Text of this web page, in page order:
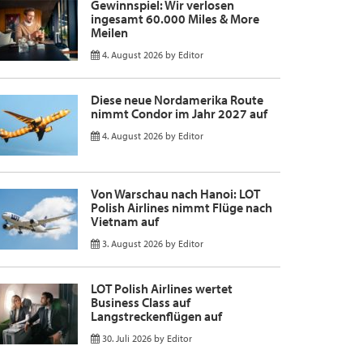
Gewinnspiel: Wir verlosen
ingesamt 60.000 Miles & More
Meilen
4. August 2026 by Editor
Diese neue Nordamerika Route
nimmt Condor im Jahr 2027 auf
4. August 2026 by Editor
Von Warschau nach Hanoi: LOT
Polish Airlines nimmt Flüge nach
Vietnam auf
3. August 2026 by Editor
LOT Polish Airlines wertet
Business Class auf
Langstreckenflügen auf
30. Juli 2026 by Editor